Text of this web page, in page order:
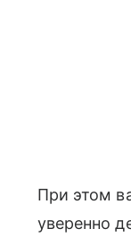
При этом
уверенно